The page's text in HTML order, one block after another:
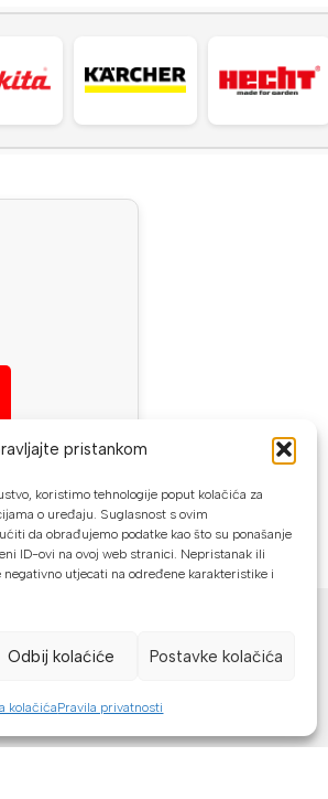
pristankom
koristimo tehnologije poput kolačića za
o uređaju. Suglasnost s ovim
da obrađujemo podatke kao što su ponašanje
ID-ovi na ovoj web stranici. Nepristanak ili
utjecati na određene karakteristike i
Odbij kolaćiće Postavke kolačića
kolačićaPravila privatnosti
našoj web trgovini možete platiti:
Kreditnim karticama jednokratno ili do